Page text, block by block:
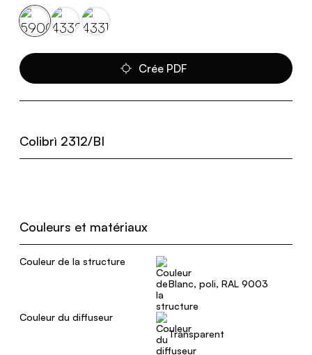
Crée PDF
Colibrì 2312/BI
Couleurs et matériaux
Couleur de la structure
Blanc, poli, RAL 9003
Couleur du diffuseur
Transparent